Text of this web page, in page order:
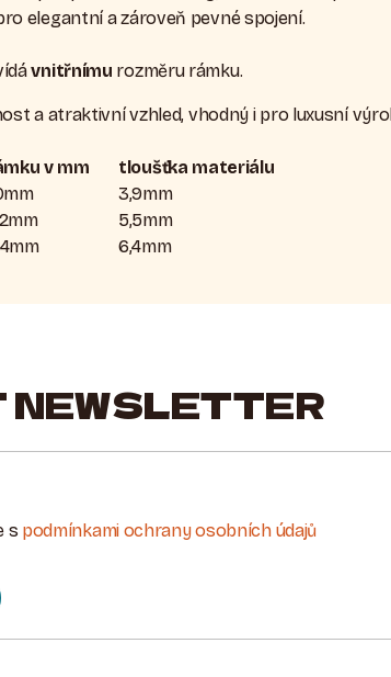
elegantní a zároveň pevné spojení.
vnitřnímu rozměru rámku.
a atraktivní vzhled, vhodný i pro luxusní
v mm
tloušťka materiálu
3,9mm
5,5mm
6,4mm
s podmínkami ochrany osobních údajů